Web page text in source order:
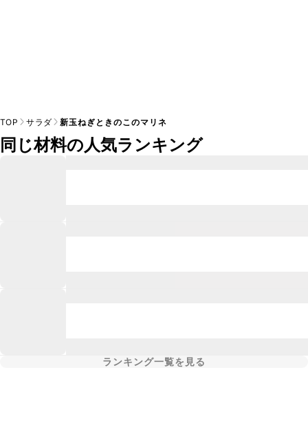
TOP サラダ 新玉ねぎときのこのマリネ
同じ材料の人気ランキング
ランキング一覧を見る